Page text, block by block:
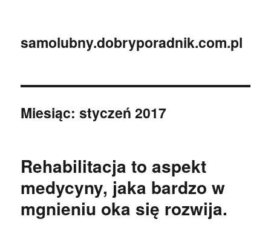
samolubny.dobryporadnik.com.pl
Miesiąc:styczeń 2017
Rehabilitacja to aspekt
medycyny, jaka bardzo w
mgnieniu oka się rozwija.